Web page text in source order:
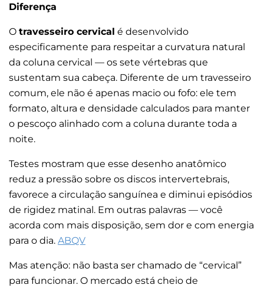
Diferença
O travesseiro cervical é desenvolvido
especificamente para respeitar a curvatura natural
da coluna cervical — os sete vértebras que
sustentam sua cabeça. Diferente de um travesseiro
comum, ele não é apenas macio ou fofo: ele tem
formato, altura e densidade calculados para manter
o pescoço alinhado com a coluna durante toda a
noite.
Testes mostram que esse desenho anatômico
reduz a pressão sobre os discos intervertebrais,
favorece a circulação sanguínea e diminui episódios
de rigidez matinal. Em outras palavras — você
acorda com mais disposição, sem dor e com energia
para o dia. ABQV
Mas atenção: não basta ser chamado de “cervical”
para funcionar. O mercado está cheio de